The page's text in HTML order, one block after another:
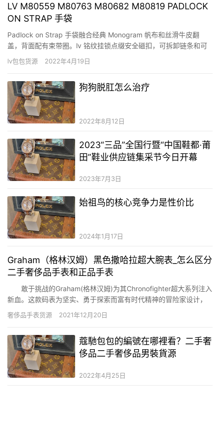
LV M80559 M80763 M80682 M80819 PADLOCK
ON STRAP 手袋
Padlock on Strap 手袋融合经典 Monogram 帆布和丝滑牛皮翻
盖，背面配有束带圈。lv 铭纹挂锁点缀安全磁扣，可拆卸链条和可
拆卸并调节的肩带实现肩背和斜挎体验。 详细特征 19 x 11 x 3 厘
米 (长度 x 高 x 宽) Monogram 涂层帆布和牛皮 牛皮饰边 超细纤
lv包包货源 2022年4月19日
狗狗脱肛怎么治疗
2022年8月12日
2023“三品”全国行暨“中国鞋都·莆
田”鞋业供应链集采节今日开幕
2023年7月3日
始祖鸟的核心竞争力是性价比
2024年1月17日
Graham（格林汉姆）黑色撒哈拉超大腕表_怎么区分
二手奢侈品手表和正品手表
敢于挑战的Graham(格林汉姆)为其Chronofighter超大系列注入
新血。这款码表为坚实、勇于探索而富有时代精神的冒险家设计，
充实知足他们在极端环境下对计时表的高精要求。崭新的
Chronofighter Oversize不仅承袭经典传奇的GRAHAM 腕表手艺，
奢侈品手表货源 2021年12月20日
蔻馳包包的編號在哪裡看？二手奢
侈品二手奢侈品男裝貨源
2022年4月25日